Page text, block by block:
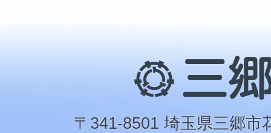
三
郷
市
〒341-8501 埼玉県三郷市